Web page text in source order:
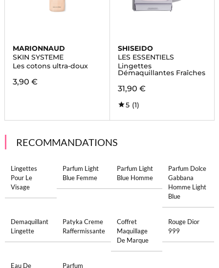
MARIONNAUD
SKIN SYSTEME
Les cotons ultra-doux
3,90 €
SHISEIDO
LES ESSENTIELS
Lingettes
Démaquillantes Fraîches
31,90 €
5 (1)
RECOMMANDATIONS
Lingettes
Pour Le
Visage
Parfum Light
Blue Femme
Parfum Light
Blue Homme
Parfum Dolce
Gabbana
Homme Light
Blue
Demaquillant
Lingette
Patyka Creme
Raffermissante
Coffret
Maquillage
De Marque
Rouge Dior
999
Eau De Parfum